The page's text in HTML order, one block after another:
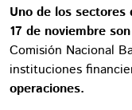
Uno de los
17 de noviembre
Comisión Nacional
instituciones
operaciones.